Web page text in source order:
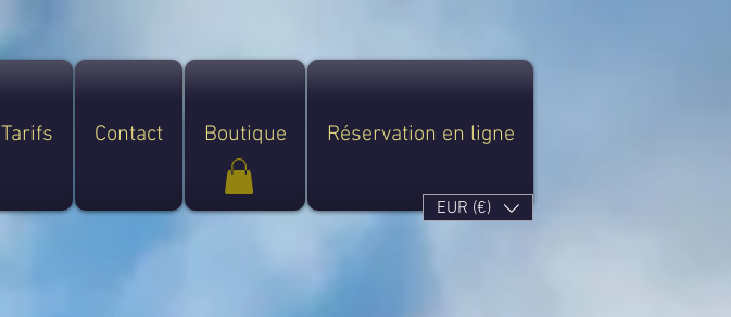
Tarifs Contact Boutique Réservation en ligne
EUR (€)